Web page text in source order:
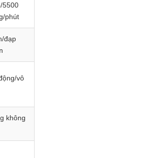
5500
phút
đạp
vô
không